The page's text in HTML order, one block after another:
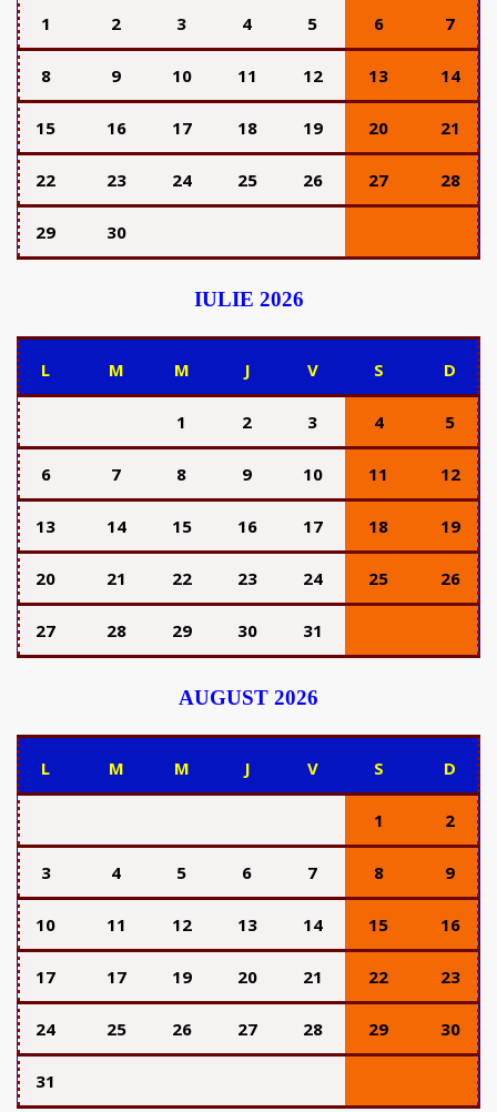
1 2 3 4 5 6 7
8 9 10 11 12 13 14
15 16 17 18 19 20 21
22 23 24 25 26 27 28
29 30
IULIE 2026
L M M J V S D
1 2 3 4 5
6 7 8 9 10 11 12
13 14 15 16 17 18 19
20 21 22 23 24 25 26
27 28 29 30 31
AUGUST 2026
L M M J V S D
1 2
3 4 5 6 7 8 9
10 11 12 13 14 15 16
17 17 19 20 21 22 23
24 25 26 27 28 29 30
31